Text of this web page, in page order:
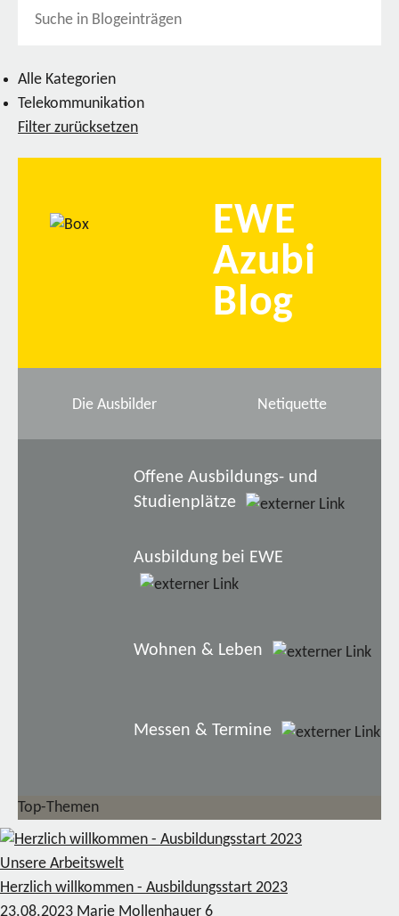
Alle Kategorien
Telekommunikation
Filter zurücksetzen
EWE
Azubi
Blog
Die Ausbilder Netiquette
Offene Ausbildungs- und
Studienplätze
Ausbildung bei EWE
Wohnen & Leben
Messen & Termine
Top-Themen
Unsere Arbeitswelt
Herzlich willkommen - Ausbildungsstart 2023
23.08.2023 Marie Mollenhauer 6